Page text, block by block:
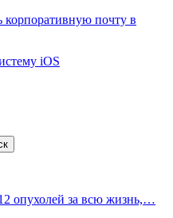
корпоративную почту в
iOS
опухолей за всю жизнь,…